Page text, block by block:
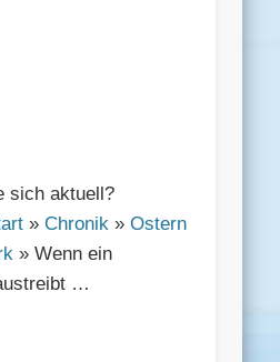
sich aktuell?
»Chronik »Ostern
» Wenn ein
…